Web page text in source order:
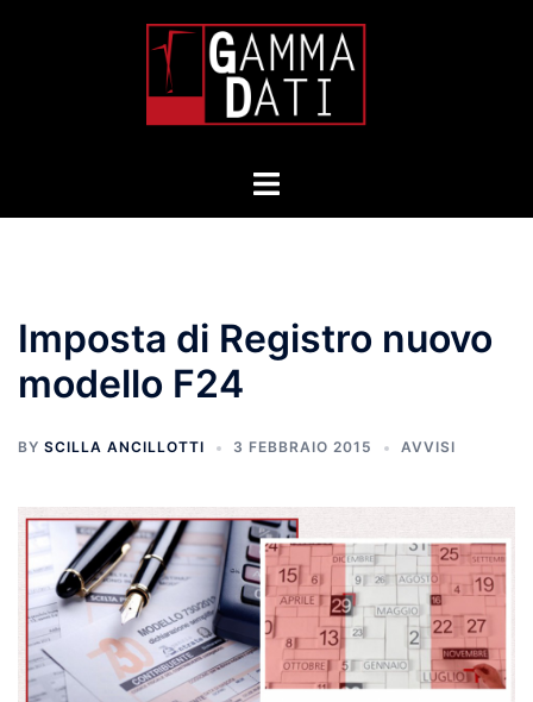
Toggle
Imposta di Registro nuovo
modello F24
BY SCILLA ANCILLOTTI 3 FEBBRAIO 2015 AVVISI